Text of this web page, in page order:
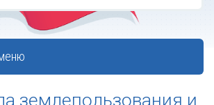
землепользования и